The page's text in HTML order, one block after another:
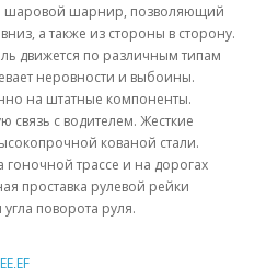
шаровой шарнир, позволяющий
а также из стороны в сторону.
движется по различным типам
неровности и выбоины.
на штатные компоненты.
с водителем. Жесткие
кованой стали.
гоночной трассе и на дорогах
проставка рулевой рейки
поворота руля.